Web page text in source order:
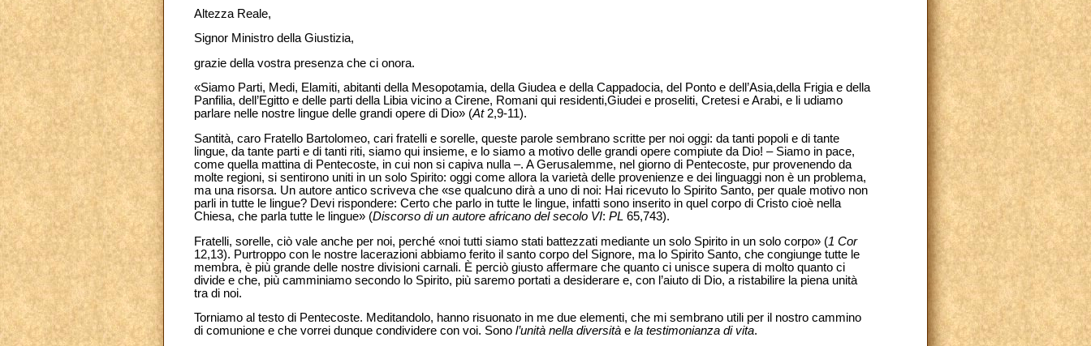
Altezza Reale,
Signor Ministro della Giustizia,
grazie della vostra presenza che ci onora.
«Siamo Parti, Medi, Elamiti, abitanti della Mesopotamia, della Giudea e della Cappadocia, del Ponto e dell’Asia,della Frigia e della
Panfilia, dell’Egitto e delle parti della Libia vicino a Cirene, Romani qui residenti,Giudei e proseliti, Cretesi e Arabi, e li udiamo
parlare nelle nostre lingue delle grandi opere di Dio» (At2,9-11).
Santità, caro Fratello Bartolomeo, cari fratelli e sorelle, queste parole sembrano scritte per noi oggi: da tanti popoli e di tante
lingue, da tante parti e di tanti riti, siamo qui insieme, e lo siamo a motivo delle grandi opere compiute da Dio! – Siamo in pace,
come quella mattina di Pentecoste, in cui non si capiva nulla –. A Gerusalemme, nel giorno di Pentecoste, pur provenendo da
molte regioni, si sentirono uniti in un solo Spirito: oggi come allora la varietà delle provenienze e dei linguaggi non è un problema,
ma una risorsa. Un autore antico scriveva che «se qualcuno dirà a uno di noi: Hai ricevuto lo Spirito Santo, per quale motivo non
parli in tutte le lingue? Devi rispondere: Certo che parlo in tutte le lingue, infatti sono inserito in quel corpo di Cristo cioè nella
Chiesa, che parla tutte le lingue» (Discorso di un autore africano del secolo VI: PL 65,743).
Fratelli, sorelle, ciò vale anche per noi, perché «noi tutti siamo stati battezzati mediante un solo Spirito in un solo corpo» (1 Cor
12,13). Purtroppo con le nostre lacerazioni abbiamo ferito il santo corpo del Signore, ma lo Spirito Santo, che congiunge tutte le
membra, è più grande delle nostre divisioni carnali. È perciò giusto affermare che quanto ci unisce supera di molto quanto ci
divide e che, più camminiamo secondo lo Spirito, più saremo portati a desiderare e, con l’aiuto di Dio, a ristabilire la piena unità
tra di noi.
Torniamo al testo di Pentecoste. Meditandolo, hanno risuonato in me due elementi, che mi sembrano utili per il nostro cammino
di comunione e che vorrei dunque condividere con voi. Sono l’unità nella diversità e la testimonianza di vita.